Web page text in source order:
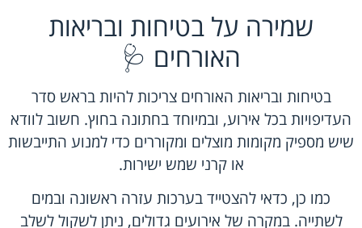
שמירה על בטיחות ובריאות
האורחים 🩺
בטיחות ובריאות האורחים צריכות להיות בראש סדר
העדיפויות בכל אירוע, ובמיוחד בחתונה בחוץ. חשוב לוודא
שיש מספיק מקומות מוצלים ומקוררים כדי למנוע התייבשות
או קרני שמש ישירות.
כמו כן, כדאי להצטייד בערכות עזרה ראשונה ובמים
לשתייה. במקרה של אירועים גדולים, ניתן לשקול לשלב